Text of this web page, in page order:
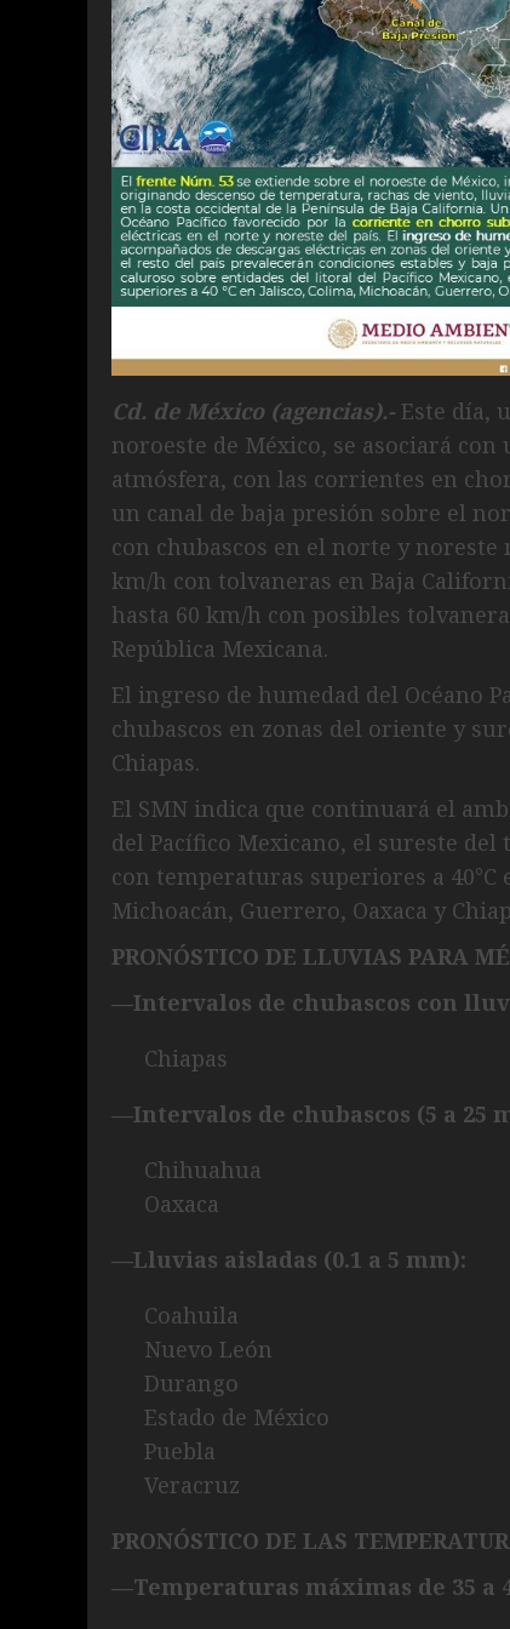
Cd. de México (agencias).- Este día,
noroeste de México, se asociará
atmósfera, con las corrientes en
un canal de baja presión sobre el
con chubascos en el norte y noreste
km/h con tolvaneras en Baja
hasta 60 km/h con posibles
República Mexicana.
El ingreso de humedad del Océano
chubascos en zonas del oriente y
Chiapas.
El SMN indica que continuará el
del Pacífico Mexicano, el sureste
con temperaturas superiores a 40°C
Michoacán, Guerrero, Oaxaca y
PRONÓSTICO DE LLUVIAS PARA
—Intervalos de chubascos con
Chiapas
—Intervalos de chubascos (5 a 25
Chihuahua
Oaxaca
—Lluvias aisladas (0.1 a 5 mm):
Coahuila
Nuevo León
Durango
Estado de México
Puebla
Veracruz
PRONÓSTICO DE LAS
—Temperaturas máximas de 35 a